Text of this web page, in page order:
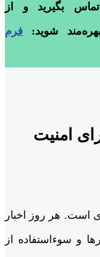
بگیرید و از
شوید: فرم
امنیت
است. هر روز اخبار
و سوءاستفاده از